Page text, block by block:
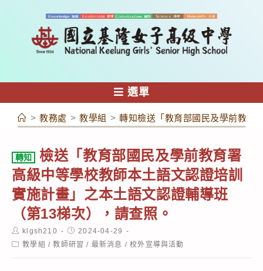
容
選單
> 教務處 > 教學組 > 轉知檢送「教育部國民及學前教育
轉知
檢送「教育部國民及學前教育署
高級中等學校教師本土語文認證培訓
實施計畫」之本土語文認證輔導班
（第13梯次），請查照。
Post
author:
klgsh210
Post
published:
2024-04-29
Post教學組 / 教師研習 / 最新消息 / 校外宣導與活動